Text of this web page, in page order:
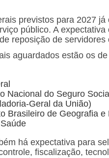
previstos para 2027
público. A
reposição de
aguardados estão os
Nacional do Seguro
Geral da União)
Brasileiro de Geografia e
há expectativa para
fiscalização,